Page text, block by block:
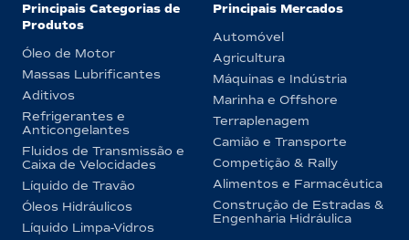
Principais Categorias de
Produtos
Óleo de Motor
Massas Lubrificantes
Aditivos
Refrigerantes e
Anticongelantes
Fluidos de Transmissão e
Caixa de Velocidades
Líquido de Travão
Óleos Hidráulicos
Líquido Limpa-Vidros
Principais Mercados
Automóvel
Agricultura
Máquinas e Indústria
Marinha e Offshore
Terraplenagem
Camião e Transporte
Competição & Rally
Alimentos e Farmacêutica
Construção de Estradas &
Engenharia Hidráulica